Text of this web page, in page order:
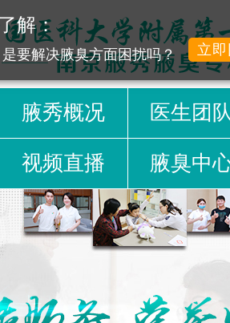
腋秀概况 医生团
视频直播 腋臭中
解：
要解决腋臭方面困扰吗？ 立